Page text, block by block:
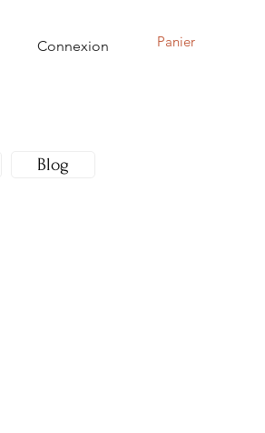
Panier
Connexion
Blog